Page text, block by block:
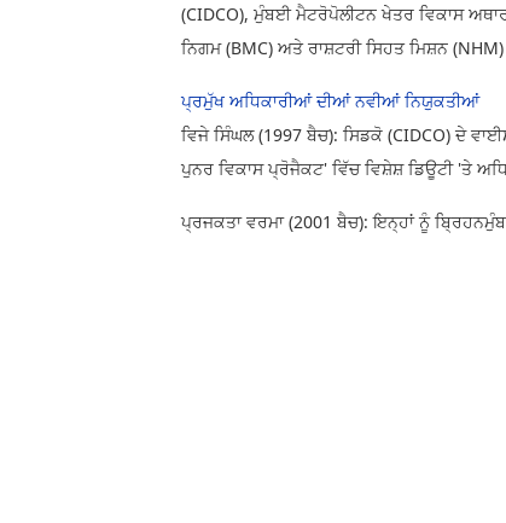
(CIDCO), ਮੁੰਬਈ ਮੈਟਰੋਪੋਲੀਟਨ ਖੇਤਰ ਵਿਕਾਸ
ਨਿਗਮ (BMC) ਅਤੇ ਰਾਸ਼ਟਰੀ ਸਿਹਤ ਮਿਸ਼ਨ
ਪ੍ਰਮੁੱਖ ਅਧਿਕਾਰੀਆਂ ਦੀਆਂ ਨਵੀਆਂ ਨਿਯੁਕਤੀਆਂ
ਵਿਜੇ ਸਿੰਘਲ (1997 ਬੈਚ): ਸਿਡਕੋ (CIDCO) ਦੇ
ਪੁਨਰ ਵਿਕਾਸ ਪ੍ਰੋਜੈਕਟ' ਵਿੱਚ ਵਿਸ਼ੇਸ਼ ਡਿਊਟੀ 'ਤੇ
ਪ੍ਰਜਕਤਾ ਵਰਮਾ (2001 ਬੈਚ): ਇਨ੍ਹਾਂ ਨੂੰ